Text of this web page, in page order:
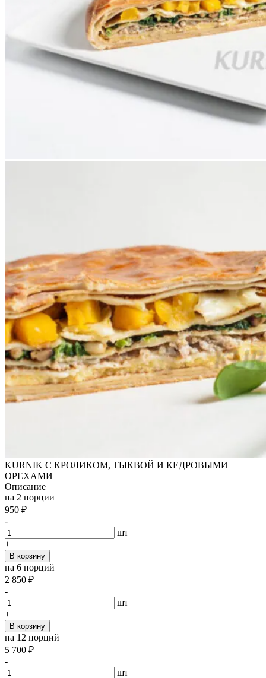
KURNIK С КРОЛИКОМ, ТЫКВОЙ И КЕДРОВЫМИ
ОРЕХАМИ
Описание
на 2 порции
950 ₽
-
шт
+
В корзину
на 6 порций
2 850 ₽
-
шт
+
В корзину
на 12 порций
5 700 ₽
-
шт